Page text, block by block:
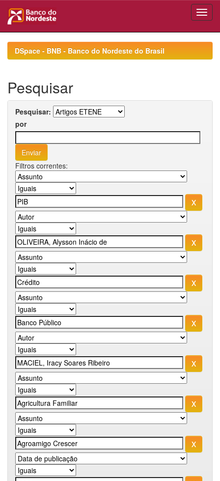
navigationDSpace - BNB - Banco do Nordeste do Brasil
Pesquisar
Pesquisar:
por
Filtros correntes: